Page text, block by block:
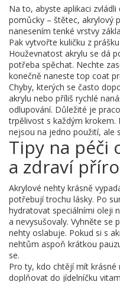
Na to, abyste aplikaci
pomůcky – štětec, akrylový
nanesením tenké vrstvy
Pak vytvořte kuličku z
Houževnatost akrylu se dá
potřeba spěchat. Nechte
konečně naneste top coat
Chyby, kterých se často
akrylu nebo příliš rychlé
odlupování. Důležité je
trpělivost s každým
nejsou na jedno použití, ale
Tipy na péči
a zdraví
Akrylové nehty krásně
potřebují trochu lásky. Po
hydratovat speciálními oleji
a nevysušovaly. Vyhněte se
nehty oslabuje. Pokud si s
nehtům aspoň krátkou
se.
Pro ty, kdo chtějí mít
doplňovat do jídelníčku